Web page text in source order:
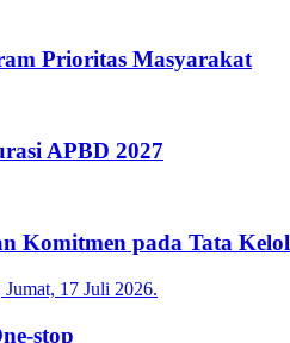
Prioritas Masyarakat
APBD 2027
Komitmen pada Tata
stop